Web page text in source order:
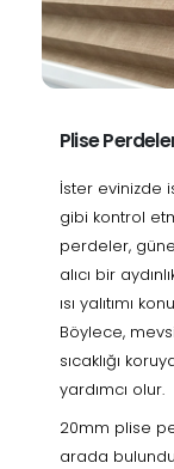
Plise
İster evinizde
gibi kontrol
perdeler,
alıcı bir
ısı yalıtımı
Böylece,
sıcaklığı
yardımcı olur.
20mm plise
arada